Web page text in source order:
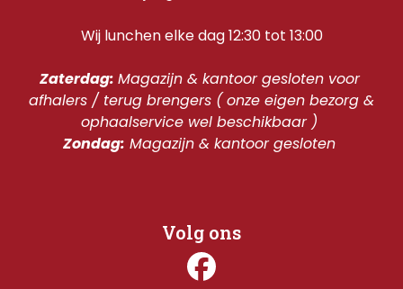
Wij lunchen elke dag 12:30 tot 13:00
Zaterdag: Magazijn & kantoor gesloten voor
afhalers / terug brengers ( onze eigen bezorg &
ophaalservice wel beschikbaar )
Zondag: Magazijn & kantoor gesloten
Volg ons